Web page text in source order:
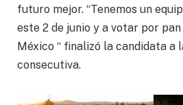
futuro mejor. “Tenemos un
este 2 de junio y a votar por
México “ finalizó la candidata a
consecutiva.